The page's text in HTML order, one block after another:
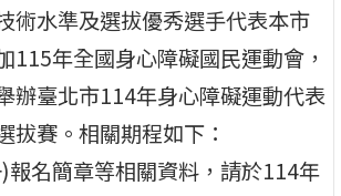
術水準及選拔優秀選手代表本市
115年全國身心障礙國民運動會，
辦臺北市114年身心障礙運動代表
拔賽。相關期程如下：
報名簡章等相關資料，請於114年